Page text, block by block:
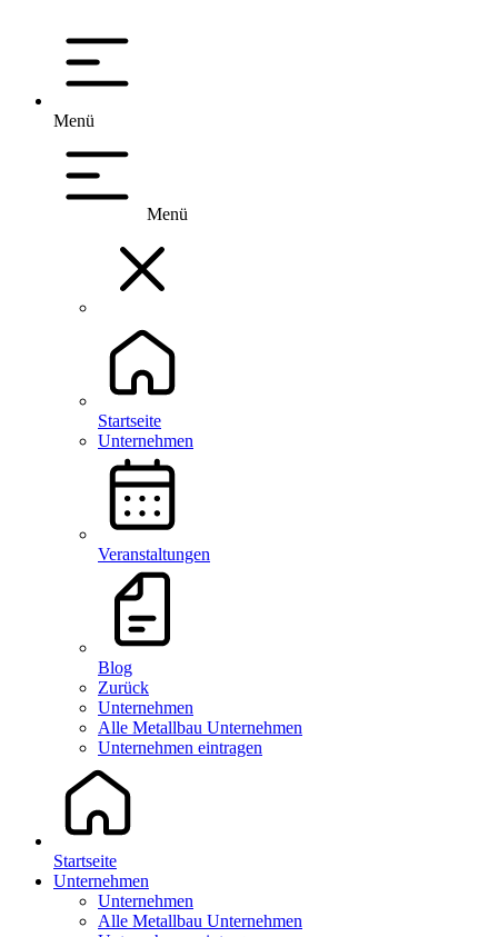
Menü
Menü
Startseite
Unternehmen
Veranstaltungen
Blog
Zurück
Unternehmen
Alle Metallbau Unternehmen
Unternehmen eintragen
Startseite
Unternehmen
Unternehmen
Alle Metallbau Unternehmen